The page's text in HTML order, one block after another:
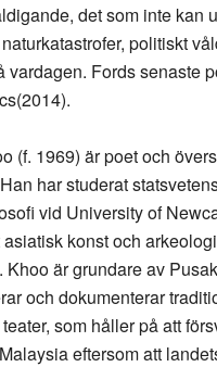
det som inte kan
politiskt
vardagen. Fords senaste
(f. 1969) är poet och
har studerat
vid University of
asiatisk konst och
Khoo är grundare av
och dokumenterar
som håller på att
eftersom att